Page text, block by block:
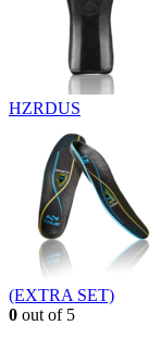
HZRDUS
(EXTRA SET)
0 out of 5